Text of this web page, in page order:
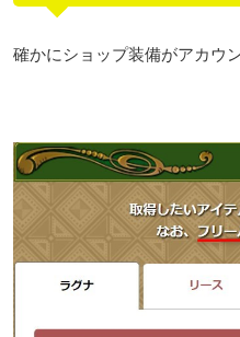
確かにショップ装備がアカウ